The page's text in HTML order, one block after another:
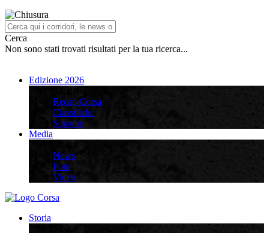
Cerca
Non sono stati trovati risultati per la tua ricerca...
Edizione 2026
Recap Corsa
Classifiche
Squadre
Media
News
Foto
Video
Storia